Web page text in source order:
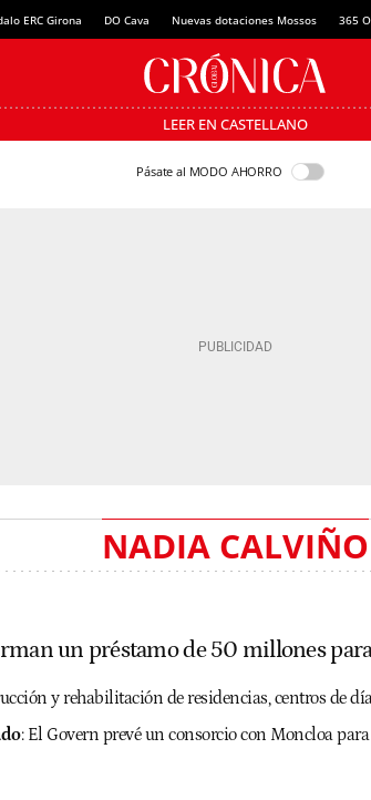
ERC Girona DO Cava Nuevas dotaciones Mossos 365
LEER EN CASTELLANO
Pásate al MODO AHORRO
NADIA CALVIÑO
un préstamo de 50 millones
y rehabilitación de residencias, centros de
: El Govern prevé un consorcio con Moncloa